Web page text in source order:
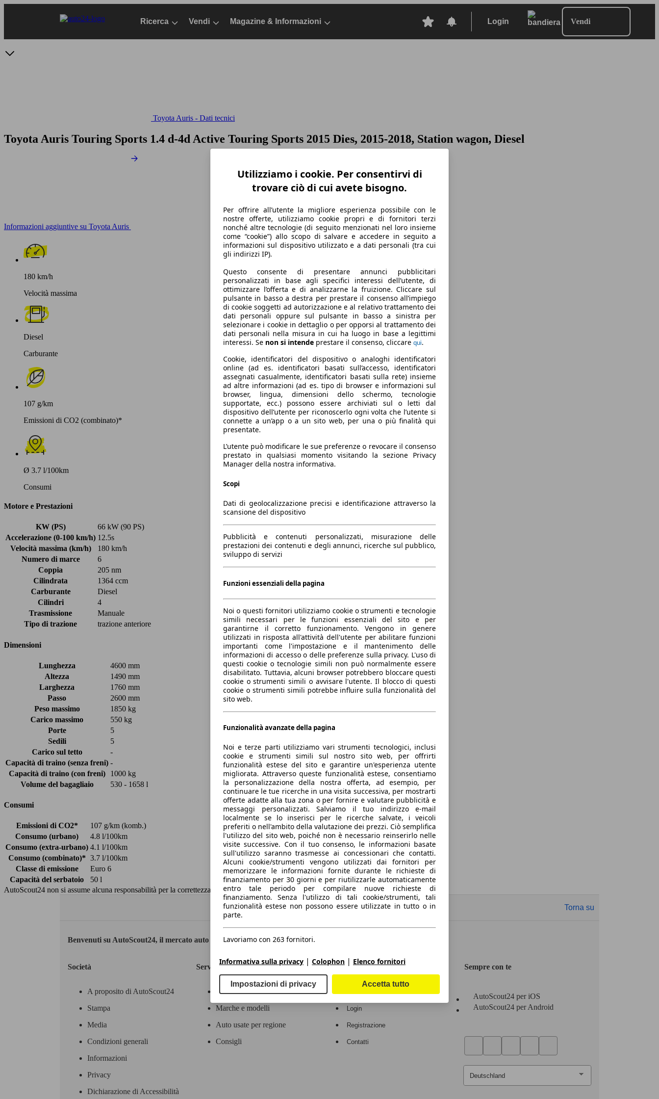
Ricerca Vendi Magazine & Informazioni Login Vendi
Toyota Auris - Dati tecnici
Toyota Auris Touring Sports 1.4 d-4d Active Touring Sports 2015 Dies, 2015-2018, Station wagon, Diesel
Informazioni aggiuntive su Toyota Auris
180 km/h
Velocità massima
Diesel
Carburante
107 g/km
Emissioni di CO2 (combinato)*
Ø 3.7 l/100km
Consumi
Motore e Prestazioni
KW (PS)
66 kW (90 PS)
Accelerazione (0-100 km/h) 12.5s
Velocità massima (km/h)
180 km/h
Numero di marce
6
Coppia
205 nm
Cilindrata
1364 ccm
Carburante
Diesel
Cilindri
4
Trasmissione
Manuale
Tipo di trazione
trazione anteriore
Dimensioni
Lunghezza
4600 mm
Altezza
1490 mm
Larghezza
1760 mm
Passo
2600 mm
Peso massimo
1850 kg
Carico massimo
550 kg
Porte
5
Sedili
5
Carico sul tetto
-
Capacità di traino (senza freni) -
Capacità di traino (con freni)
1000 kg
Volume del bagagliaio
530 - 1658 l
Consumi
Emissioni di CO2*
107 g/km (komb.)
Consumo (urbano)
4.8 l/100km
Consumo (extra-urbano) 4.1 l/100km
Consumo (combinato)* 3.7 l/100km
Classe di emissione
Euro 6
Capacità del serbatoio
50 l
AutoScout24 non si assume alcuna responsabilità per la correttezza dei dati.
Torna su
Benvenuti su AutoScout24, il mercato auto europeo.
Società
A proposito di AutoScout24
Stampa
Media
Condizioni generali
Informazioni
Privacy
Dichiarazione di Accessibilità
Servizi
Contatti
Marche e modelli
Auto usate per regione
Consigli
Area rivenditori
Login
Registrazione
Contatti
Sempre con te
AutoScout24 per iOS
AutoScout24 per Android
Utilizziamo i cookie. Per consentirvi di
trovare ciò di cui avete bisogno.
Per offrire all’utente la migliore esperienza possibile con le
nostre offerte, utilizziamo cookie propri e di fornitori terzi
nonché altre tecnologie (di seguito menzionati nel loro insieme
come “cookie”) allo scopo di salvare e accedere in seguito a
informazioni sul dispositivo utilizzato e a dati personali (tra cui
gli indirizzi IP).
Questo consente di presentare annunci pubblicitari
personalizzati in base agli specifici interessi dell’utente, di
ottimizzare l’offerta e di analizzarne la fruizione. Cliccare sul
pulsante in basso a destra per prestare il consenso all’impiego
di cookie soggetti ad autorizzazione e al relativo trattamento dei
dati personali oppure sul pulsante in basso a sinistra per
selezionare i cookie in dettaglio o per opporsi al trattamento dei
dati personali nella misura in cui ha luogo in base a legittimi
interessi. Se non si intende prestare il consenso, cliccare qui.
Cookie, identificatori del dispositivo o analoghi identificatori
online (ad es. identificatori basati sull’accesso, identificatori
assegnati casualmente, identificatori basati sulla rete) insieme
ad altre informazioni (ad es. tipo di browser e informazioni sul
browser, lingua, dimensioni dello schermo, tecnologie
supportate, ecc.) possono essere archiviati sul o letti dal
dispositivo dell’utente per riconoscerlo ogni volta che l’utente si
connette a un’app o a un sito web, per una o più finalità qui
presentate.
L’utente può modificare le sue preferenze o revocare il consenso
prestato in qualsiasi momento visitando la sezione Privacy
Manager della nostra informativa.
Scopi
Dati di geolocalizzazione precisi e identificazione attraverso la
scansione del dispositivo
Pubblicità e contenuti personalizzati, misurazione delle
prestazioni dei contenuti e degli annunci, ricerche sul pubblico,
sviluppo di servizi
Funzioni essenziali della pagina
Noi o questi fornitori utilizziamo cookie o strumenti e tecnologie
simili necessari per le funzioni essenziali del sito e per
garantirne il corretto funzionamento. Vengono in genere
utilizzati in risposta all'attività dell'utente per abilitare funzioni
importanti come l'impostazione e il mantenimento delle
informazioni di accesso o delle preferenze sulla privacy. L'uso di
questi cookie o tecnologie simili non può normalmente essere
disabilitato. Tuttavia, alcuni browser potrebbero bloccare questi
cookie o strumenti simili o avvisare l'utente. Il blocco di questi
cookie o strumenti simili potrebbe influire sulla funzionalità del
sito web.
Funzionalità avanzate della pagina
Noi e terze parti utilizziamo vari strumenti tecnologici, inclusi
cookie e strumenti simili sul nostro sito web, per offrirti
funzionalità estese del sito e garantire un'esperienza utente
migliorata. Attraverso queste funzionalità estese, consentiamo
la personalizzazione della nostra offerta, ad esempio, per
continuare le tue ricerche in una visita successiva, per mostrarti
offerte adatte alla tua zona o per fornire e valutare pubblicità e
messaggi personalizzati. Salviamo il tuo indirizzo e-mail
localmente se lo inserisci per le ricerche salvate, i veicoli
preferiti o nell'ambito della valutazione dei prezzi. Ciò semplifica
l'utilizzo del sito web, poiché non è necessario reinserirlo nelle
visite successive. Con il tuo consenso, le informazioni basate
sull'utilizzo saranno trasmesse ai concessionari che contatti.
Alcuni cookie/strumenti vengono utilizzati dai fornitori per
memorizzare le informazioni fornite durante le richieste di
finanziamento per 30 giorni e per riutilizzarle automaticamente
entro tale periodo per compilare nuove richieste di
finanziamento. Senza l'utilizzo di tali cookie/strumenti, tali
funzionalità estese non possono essere utilizzate in tutto o in
parte.
Lavoriamo con 263 fornitori.
Informativa sulla privacy | Colophon | Elenco fornitori
Impostazioni di privacy Accetta tutto